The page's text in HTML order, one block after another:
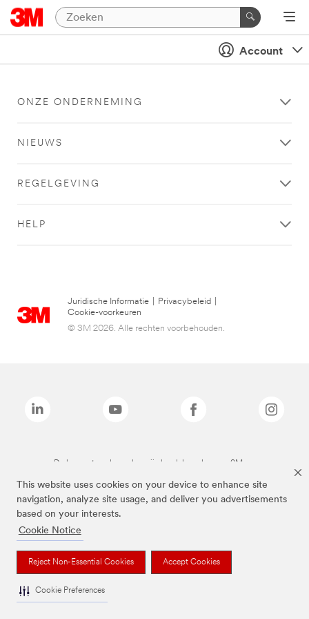
This website uses cookies on your device to enhance site
navigation, analyze site usage, and deliver you advertisements
based on your interests.
Cookie Notice
Reject Non-Essential Cookies Accept Cookies
Cookie Preferences
Account
ONZE ONDERNEMING
NIEUWS
REGELGEVING
HELP
Juridische Informatie Privacybeleid
Cookie-voorkeuren
© 3M 2026. Alle rechten voorbehouden.
De bovenstaande merken zijn handelsmerken van 3M.we